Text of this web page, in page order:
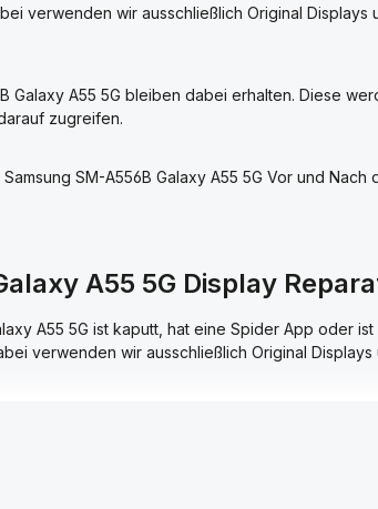
verwenden wir ausschließlich Original
Galaxy A55 5G bleiben dabei erhalten. Diese
zugreifen.
SM-A556B Galaxy A55 5G Vor und
A55 5G Display
A55 5G ist kaputt, hat eine Spider App oder
verwenden wir ausschließlich Original
zugreifen.